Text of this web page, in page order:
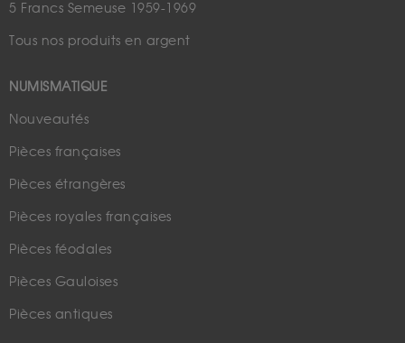
5 Francs Semeuse 1959-1969
Tous nos produits en argent
NUMISMATIQUE
Nouveautés
Pièces françaises
Pièces étrangères
Pièces royales françaises
Pièces féodales
Pièces Gauloises
Pièces antiques